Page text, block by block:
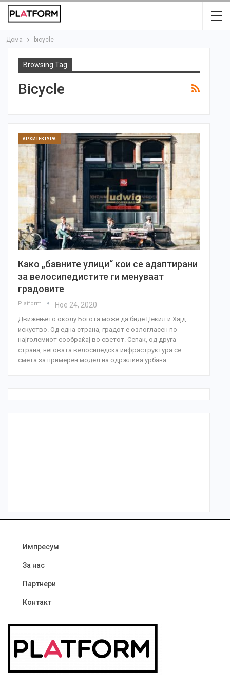
Дома bicycle
Browsing Tag
Bicycle
АРХИТЕКТУРА
Како „бавните улици“ кои се адаптирани
за велосипедистите ги менуваат
градовите
Platform Ное 24, 2020
Движењето околу Богота може да биде Џекил и Хајд
искуство. Од една страна, градот е озлогласен по
најголемиот сообраќај во светот. Сепак, од друга
страна, неговата велосипедска инфраструктура се
смета за примерен модел на одржлива урбана…
Импресум
За нас
Партнери
Контакт